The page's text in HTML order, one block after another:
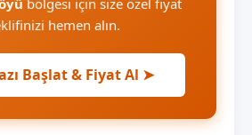
hemen alın.
Başlat & Fiyat Al ➤